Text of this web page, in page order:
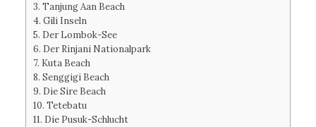
Tanjung Aan Beach
Gili Inseln
Der Lombok-See
Der Rinjani Nationalpark
Kuta Beach
Senggigi Beach
Die Sire Beach
Tetebatu
Die Pusuk-Schlucht